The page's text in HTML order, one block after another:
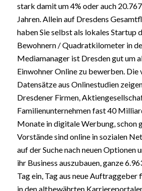
stark damit um 4% oder auch
Jahren. Allein auf Dresdens
haben Sie selbst als lokales Startup
Bewohnern / Quadratkilometer in
Mediamanager ist Dresden gut um
Einwohner Online zu bewerben. Die
Datensätze aus Onlinestudien
Dresdener Firmen,
Familienunternehmen fast 40
Monate in digitale Werbung, schon
Vorstände sind online in sozialen
auf der Suche nach neuen Optionen
ihr Business auszubauen, ganze
Tag ein, Tag aus neue Auftraggeber
in den altbewährten